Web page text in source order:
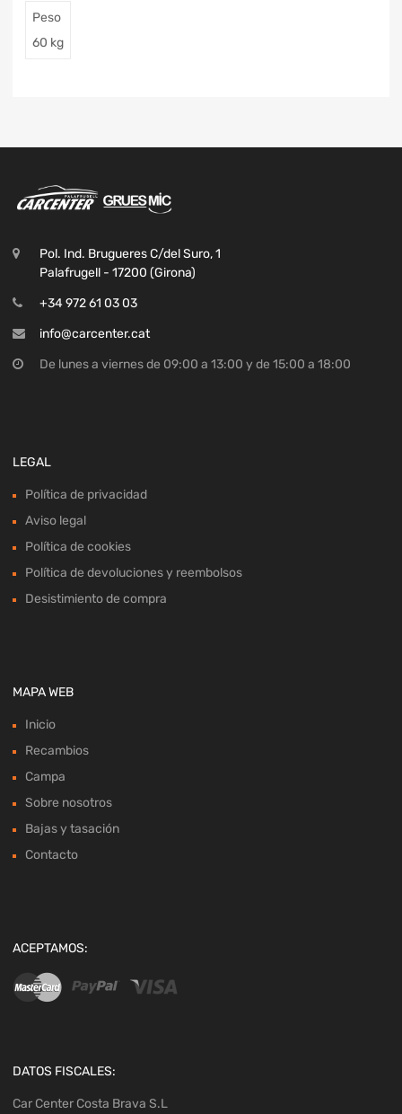
Peso
60 kg
Pol. Ind. Brugueres C/del Suro, 1
Palafrugell - 17200 (Girona)
+34 972 61 03 03
info@carcenter.cat
De lunes a viernes de 09:00 a 13:00 y de 15:00 a 18:00
LEGAL
Política de privacidad
Aviso legal
Política de cookies
Política de devoluciones y reembolsos
Desistimiento de compra
MAPA WEB
Inicio
Recambios
Campa
Sobre nosotros
Bajas y tasación
Contacto
ACEPTAMOS:
DATOS FISCALES:
Car Center Costa Brava S.L